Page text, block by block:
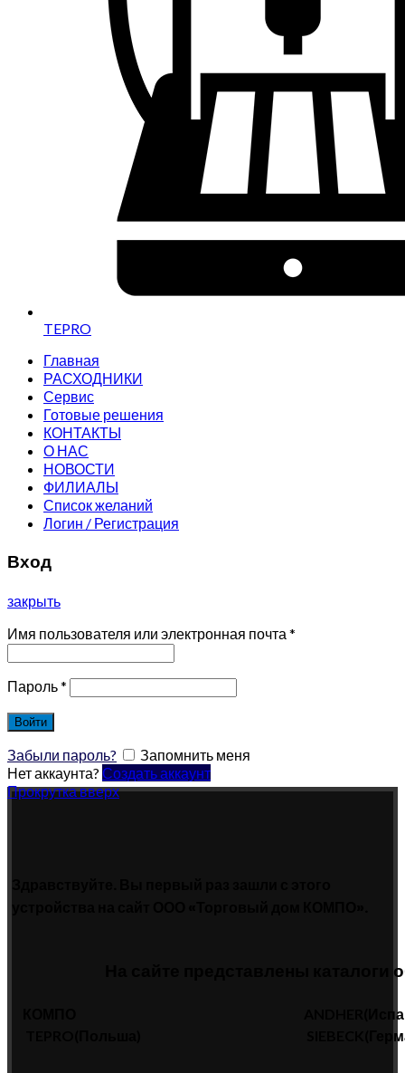
TEPRO
Главная
РАСХОДНИКИ
Сервис
Готовые решения
КОНТАКТЫ
О НАС
НОВОСТИ
ФИЛИАЛЫ
Список желаний
Логин / Регистрация
Вход
закрыть
Имя пользователя или электронная почта *
Пароль*
Войти
Забыли пароль?
Запомнить меня
Нет аккаунта? Создать аккаунт
Прокрутка вверх
На сайте представлены каталоги